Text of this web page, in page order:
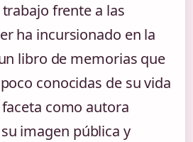
frente a las
ha incursionado en la
libro de memorias que
conocidas de su vida
como autora
imagen pública y